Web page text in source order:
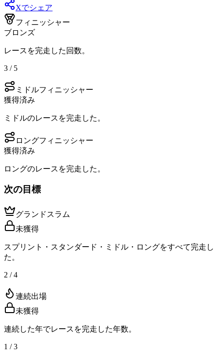
Xでシェア
フィニッシャー
ブロンズ
レースを完走した回数。
3 / 5
ミドルフィニッシャー
獲得済み
ミドルのレースを完走した。
ロングフィニッシャー
獲得済み
ロングのレースを完走した。
次の目標
グランドスラム
未獲得
スプリント・スタンダード・ミドル・ロングをすべて完走し
た。
2 / 4
連続出場
未獲得
連続した年でレースを完走した年数。
1 / 3